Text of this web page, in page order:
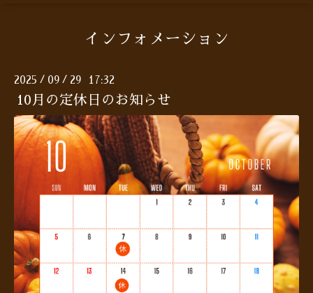
インフォメーション
2025 / 09 / 29 17:32
10月の定休日のお知らせ